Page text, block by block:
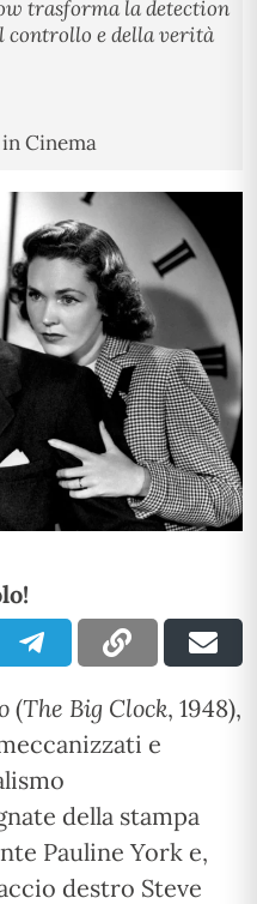
trasforma la detection
controllo e della verità
inCinema
(The Big Clock, 1948),
e
della stampa
Pauline York e,
destro Steve